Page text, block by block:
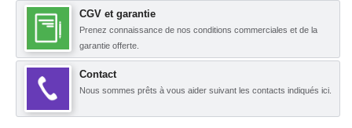
CGV et garantie
Prenez connaissance de nos conditions commerciales et de la
garantie offerte.
Contact
Nous sommes prêts à vous aider suivant les contacts indiqués ici.